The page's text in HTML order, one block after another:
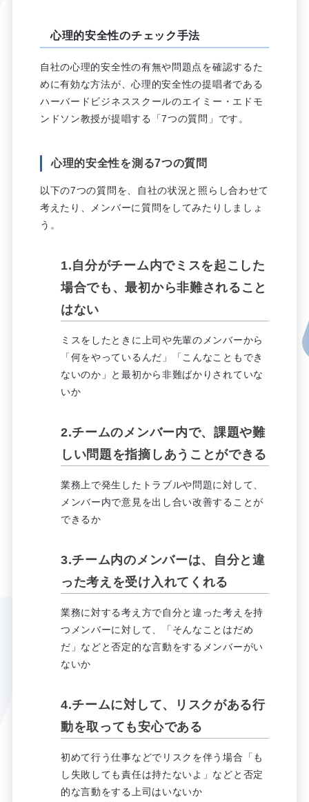
心理的安全性のチェック手法
自社の心理的安全性の有無や問題点を確認するた
めに有効な方法が、心理的安全性の提唱者である
ハーバードビジネススクールのエイミー・エドモ
ンドソン教授が提唱する「7つの質問」です。
心理的安全性を測る7つの質問
以下の7つの質問を、自社の状況と照らし合わせて
考えたり、メンバーに質問をしてみたりしましょ
う。
1.自分がチーム内でミスを起こした
場合でも、最初から非難されること
はない
ミスをしたときに上司や先輩のメンバーから
「何をやっているんだ」「こんなこともでき
ないのか」と最初から非難ばかりされていな
いか
2.チームのメンバー内で、課題や難
しい問題を指摘しあうことができる
業務上で発生したトラブルや問題に対して、
メンバー内で意見を出し合い改善することが
できるか
3.チーム内のメンバーは、自分と違
った考えを受け入れてくれる
業務に対する考え方で自分と違った考えを持
つメンバーに対して、「そんなことはだめ
だ」などと否定的な言動をするメンバーがい
ないか
4.チームに対して、リスクがある行
動を取っても安心である
初めて行う仕事などでリスクを伴う場合「も
し失敗しても責任は持たないよ」などと否定
的な言動をする上司はいないか